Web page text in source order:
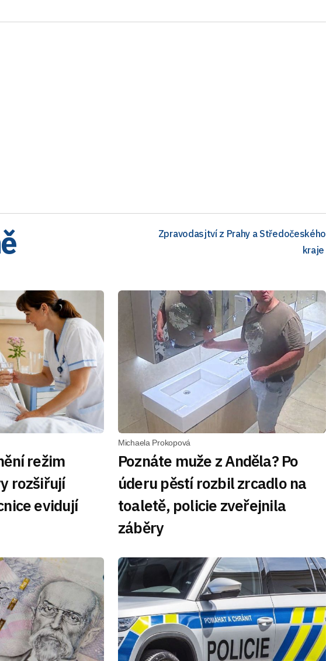
Zpravodasjtví z Prahy a Středočeského
kraje
režim
rozšiřují
evidují
Michaela Prokopová
Poznáte muže z Anděla? Po
úderu pěstí rozbil zrcadlo na
toaletě, policie zveřejnila
záběry